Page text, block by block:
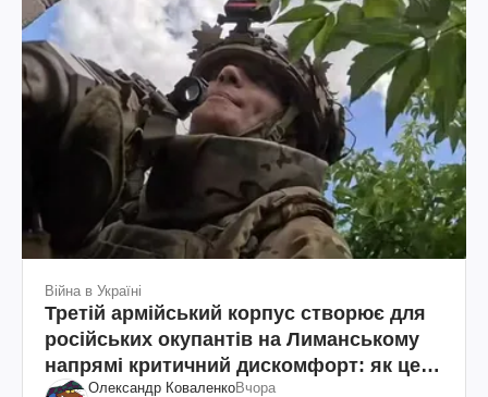
Війна в Україні
Третій армійський корпус створює для
російських окупантів на Лиманському
напрямі критичний дискомфорт: як це
вдалосяОлександр КоваленкоВчора